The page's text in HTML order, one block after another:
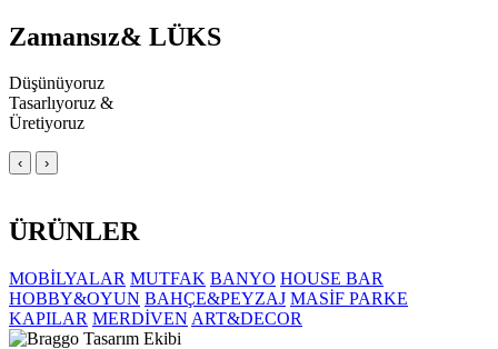
Zamansız& LÜKS
Düşünüyoruz
Tasarlıyoruz &
Üretiyoruz
‹ ›
ÜRÜNLER
MOBİLYALAR MUTFAK BANYO HOUSE BAR
HOBBY&OYUN BAHÇE&PEYZAJ MASİF PARKE
KAPILAR MERDİVEN ART&DECOR